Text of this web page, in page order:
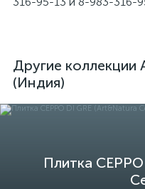
Другие коллекции
(Индия)
Плитка